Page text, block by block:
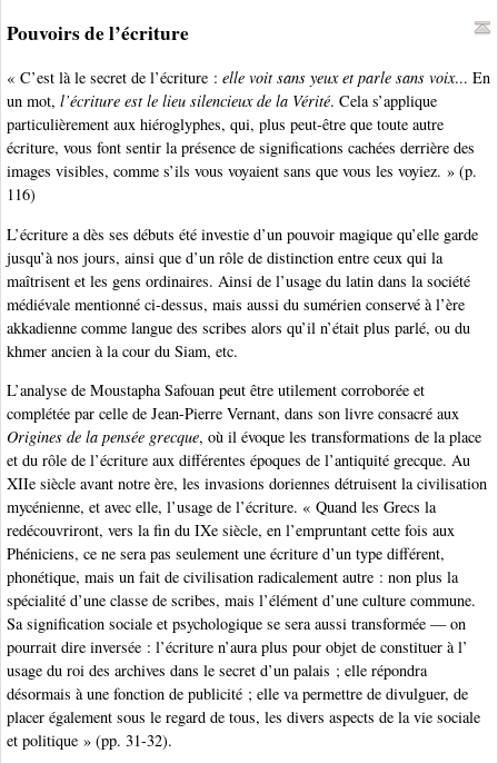
Pouvoirs de l’écriture
« C’est là le secret de l’écriture : elle voit sans yeux et parle sans voix... En
un mot, l’écriture est le lieu silencieux de la Vérité. Cela s’applique
particulièrement aux hiéroglyphes, qui, plus peut-être que toute autre
écriture, vous font sentir la présence de significations cachées derrière des
images visibles, comme s’ils vous voyaient sans que vous les voyiez. » (p.
116)
L’écriture a dès ses débuts été investie d’un pouvoir magique qu’elle garde
jusqu’à nos jours, ainsi que d’un rôle de distinction entre ceux qui la
maîtrisent et les gens ordinaires. Ainsi de l’usage du latin dans la société
médiévale mentionné ci-dessus, mais aussi du sumérien conservé à l’ère
akkadienne comme langue des scribes alors qu’il n’était plus parlé, ou du
khmer ancien à la cour du Siam, etc.
L’analyse de Moustapha Safouan peut être utilement corroborée et
complétée par celle de Jean-Pierre Vernant, dans son livre consacré aux
Origines de la pensée grecque, où il évoque les transformations de la place
et du rôle de l’écriture aux différentes époques de l’antiquité grecque. Au
XIIe siècle avant notre ère, les invasions doriennes détruisent la civilisation
mycénienne, et avec elle, l’usage de l’écriture. « Quand les Grecs la
redécouvriront, vers la fin du IXe siècle, en l’empruntant cette fois aux
Phéniciens, ce ne sera pas seulement une écriture d’un type différent,
phonétique, mais un fait de civilisation radicalement autre : non plus la
spécialité d’une classe de scribes, mais l’élément d’une culture commune.
Sa signification sociale et psychologique se sera aussi transformée — on
pourrait dire inversée : l’écriture n’aura plus pour objet de constituer à l’
usage du roi des archives dans le secret d’un palais ; elle répondra
désormais à une fonction de publicité ; elle va permettre de divulguer, de
placer également sous le regard de tous, les divers aspects de la vie sociale
et politique » (pp. 31-32).